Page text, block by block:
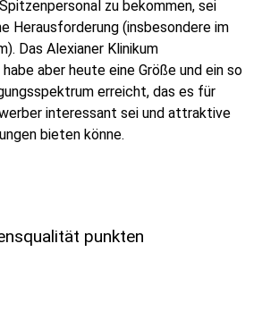
zu bekommen, sei
Herausforderung (insbesondere im
Das Alexianer Klinikum
aber heute eine Größe und ein so
erreicht, das es für
interessant sei und attraktive
bieten könne.
punkten